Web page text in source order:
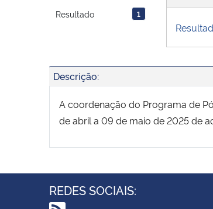
Resultado 1
Descrição:
A coordenação do Programa de
de abril a 09 de maio de 2025 de
REDES SOCIAIS: